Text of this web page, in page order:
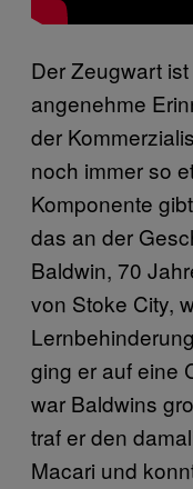
Der Zeugwart
angenehme
der
noch immer so
Komponente
das an der
Baldwin, 70
von Stoke City,
ging er auf eine
war Baldwins
traf er den
Macari und